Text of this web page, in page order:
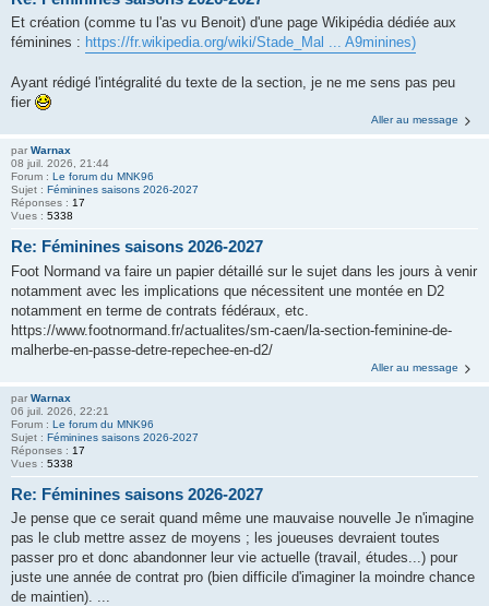
Et création (comme tu l'as vu Benoit) d'une page Wikipédia dédiée aux
féminines : https://fr.wikipedia.org/wiki/Stade_Mal ... A9minines)
Ayant rédigé l'intégralité du texte de la section, je ne me sens pas peu
fier
Aller au message
par Warnax
08 juil. 2026, 21:44
Forum : Le forum du MNK96
Sujet : Féminines saisons 2026-2027
Réponses : 17
Vues : 5338
Re: Féminines saisons 2026-2027
Foot Normand va faire un papier détaillé sur le sujet dans les jours à venir
notamment avec les implications que nécessitent une montée en D2
notamment en terme de contrats fédéraux, etc.
https://www.footnormand.fr/actualites/sm-caen/la-section-feminine-de-
malherbe-en-passe-detre-repechee-en-d2/
Aller au message
par Warnax
06 juil. 2026, 22:21
Forum : Le forum du MNK96
Sujet : Féminines saisons 2026-2027
Réponses : 17
Vues : 5338
Re: Féminines saisons 2026-2027
Je pense que ce serait quand même une mauvaise nouvelle Je n'imagine
pas le club mettre assez de moyens ; les joueuses devraient toutes
passer pro et donc abandonner leur vie actuelle (travail, études...) pour
juste une année de contrat pro (bien difficile d'imaginer la moindre chance
de maintien). ...